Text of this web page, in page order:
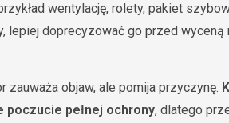
wentylację, rolety, pakiet
lepiej doprecyzować go przed wyceną
zauważa objaw, ale pomija przyczynę.
poczucie pełnej ochrony, dlatego